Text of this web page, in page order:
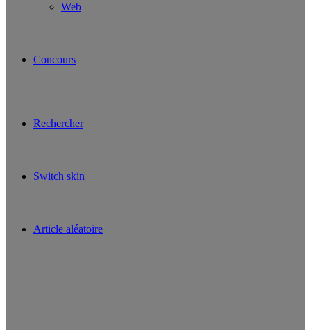
Web
Concours
Rechercher
Switch skin
Article aléatoire